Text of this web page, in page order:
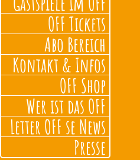
OFF Tickets
Abo Bereich
Kontakt & Infos
OFF Shop
Wer ist das OFF
Letter OFF se News
Presse